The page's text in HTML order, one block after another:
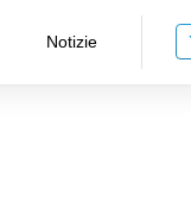
Notizie